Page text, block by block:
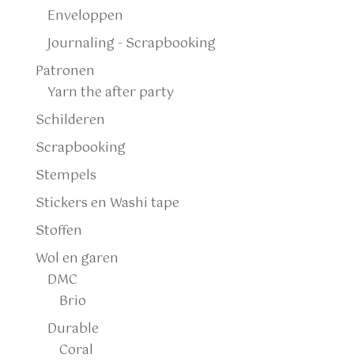
Enveloppen
Journaling - Scrapbooking
Patronen
Yarn the after party
Schilderen
Scrapbooking
Stempels
Stickers en Washi tape
Stoffen
Wol en garen
DMC
Brio
Durable
Coral